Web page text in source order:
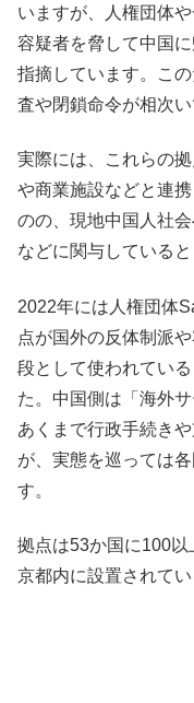
いますが、人権団体
容疑者を脅して中国
指摘しています。こ
査や閉鎖命令が相次い
実際には、これらの
や商業施設などと連
のの、現地中国人社
などに関与していると
2022年には人権団体
点が国外の反体制派
段として使われてい
た。中国側は「海外
あくまで行政手続き
が、実態を巡っては
す。
拠点は53か国に100
京都内に設置されて